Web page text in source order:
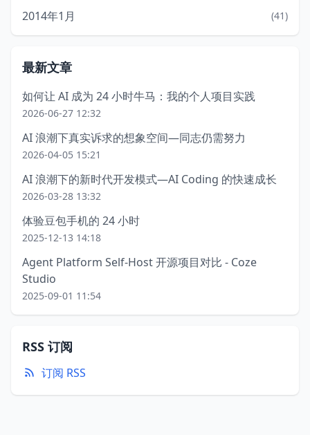
2014年1月 (41)
最新文章
如何让 AI 成为 24 小时牛马：我的个人项目实践
2026-06-27 12:32
AI 浪潮下真实诉求的想象空间—同志仍需努力
2026-04-05 15:21
AI 浪潮下的新时代开发模式—AI Coding 的快速成长
2026-03-28 13:32
体验豆包手机的 24 小时
2025-12-13 14:18
Agent Platform Self-Host 开源项目对比 - Coze
Studio
2025-09-01 11:54
RSS 订阅
订阅 RSS